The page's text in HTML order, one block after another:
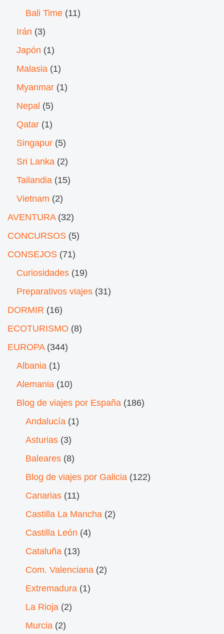
Bali Time (11)
Irán (3)
Japón (1)
Malasia (1)
Myanmar (1)
Nepal (5)
Qatar (1)
Singapur (5)
Sri Lanka (2)
Tailandia (15)
Vietnam (2)
AVENTURA(32)
CONCURSOS (5)
CONSEJOS (71)
Curiosidades (19)
Preparativos viajes (31)
DORMIR (16)
ECOTURISMO (8)
EUROPA(344)
Albania (1)
Alemania (10)
Blog de viajes por España (186)
Andalucía (1)
Asturias (3)
Baleares (8)
Blog de viajes por Galicia (122)
Canarias (11)
Castilla La Mancha (2)
Castilla León (4)
Cataluña (13)
Com. Valenciana (2)
Extremadura (1)
La Rioja (2)
Murcia (2)